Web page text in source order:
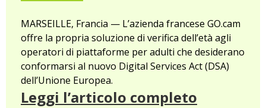
MARSEILLE, Francia — L’azienda francese GO.cam
offre la propria soluzione di verifica dell’età agli
operatori di piattaforme per adulti che desiderano
conformarsi al nuovo Digital Services Act (DSA)
dell’Unione Europea.
Leggi l’articolo completo